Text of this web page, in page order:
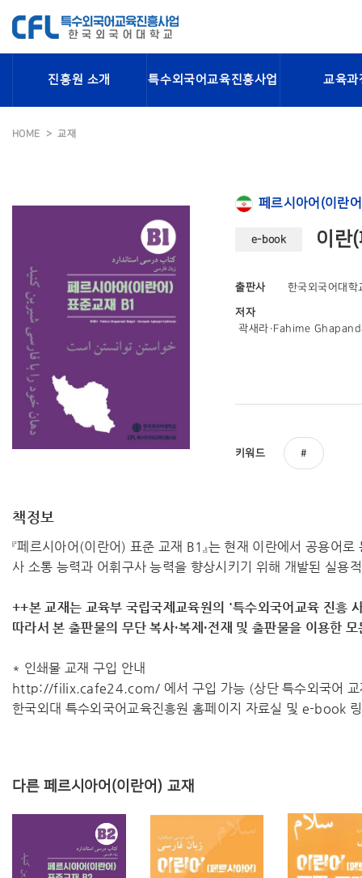
진흥원 소개 특수외국어교육진흥사업 교육과
HOME 교재
페르시아어(이란
e-book 이란
출판사 한국외국어대학
저자
곽새라·Fahime
키워드
책정보
『페르시아어(이란어) 표준 교재 B1』는 현재 이란에서 공용어
사 소통 능력과 어휘구사 능력을 향상시키기 위해 개발된 실용
++본 교재는 교육부 국립국제교육원의 '특수외국어교육 진흥
따라서 ​본 출판물의 무단 복사·복제·전재 및 출판물을 이용한
* 인쇄물 교재 구입 안내
http://filix.cafe24.com/ 에서 구입 가능 (상단 특수외국어 교
한국외대 특수외국어교육진흥원 홈페이지 자료실 및 e-book
다른 페르시아어(이란어) 교재